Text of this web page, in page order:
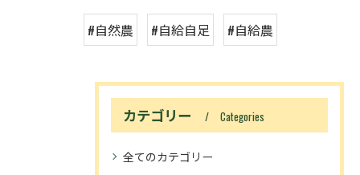
#自然農 #自給自足 #自給農
カテゴリー Categories
全てのカテゴリー